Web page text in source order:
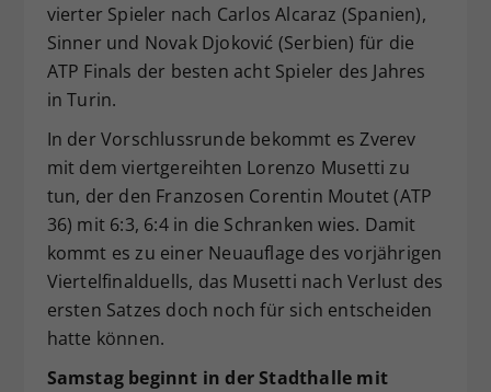
vierter Spieler nach Carlos Alcaraz (Spanien),
Sinner und Novak Djoković (Serbien) für die
ATP Finals der besten acht Spieler des Jahres
in Turin.
In der Vorschlussrunde bekommt es Zverev
mit dem viertgereihten Lorenzo Musetti zu
tun, der den Franzosen Corentin Moutet (ATP
36) mit 6:3, 6:4 in die Schranken wies. Damit
kommt es zu einer Neuauflage des vorjährigen
Viertelfinalduells, das Musetti nach Verlust des
ersten Satzes doch noch für sich entscheiden
hatte können.
Samstag beginnt in der Stadthalle mit